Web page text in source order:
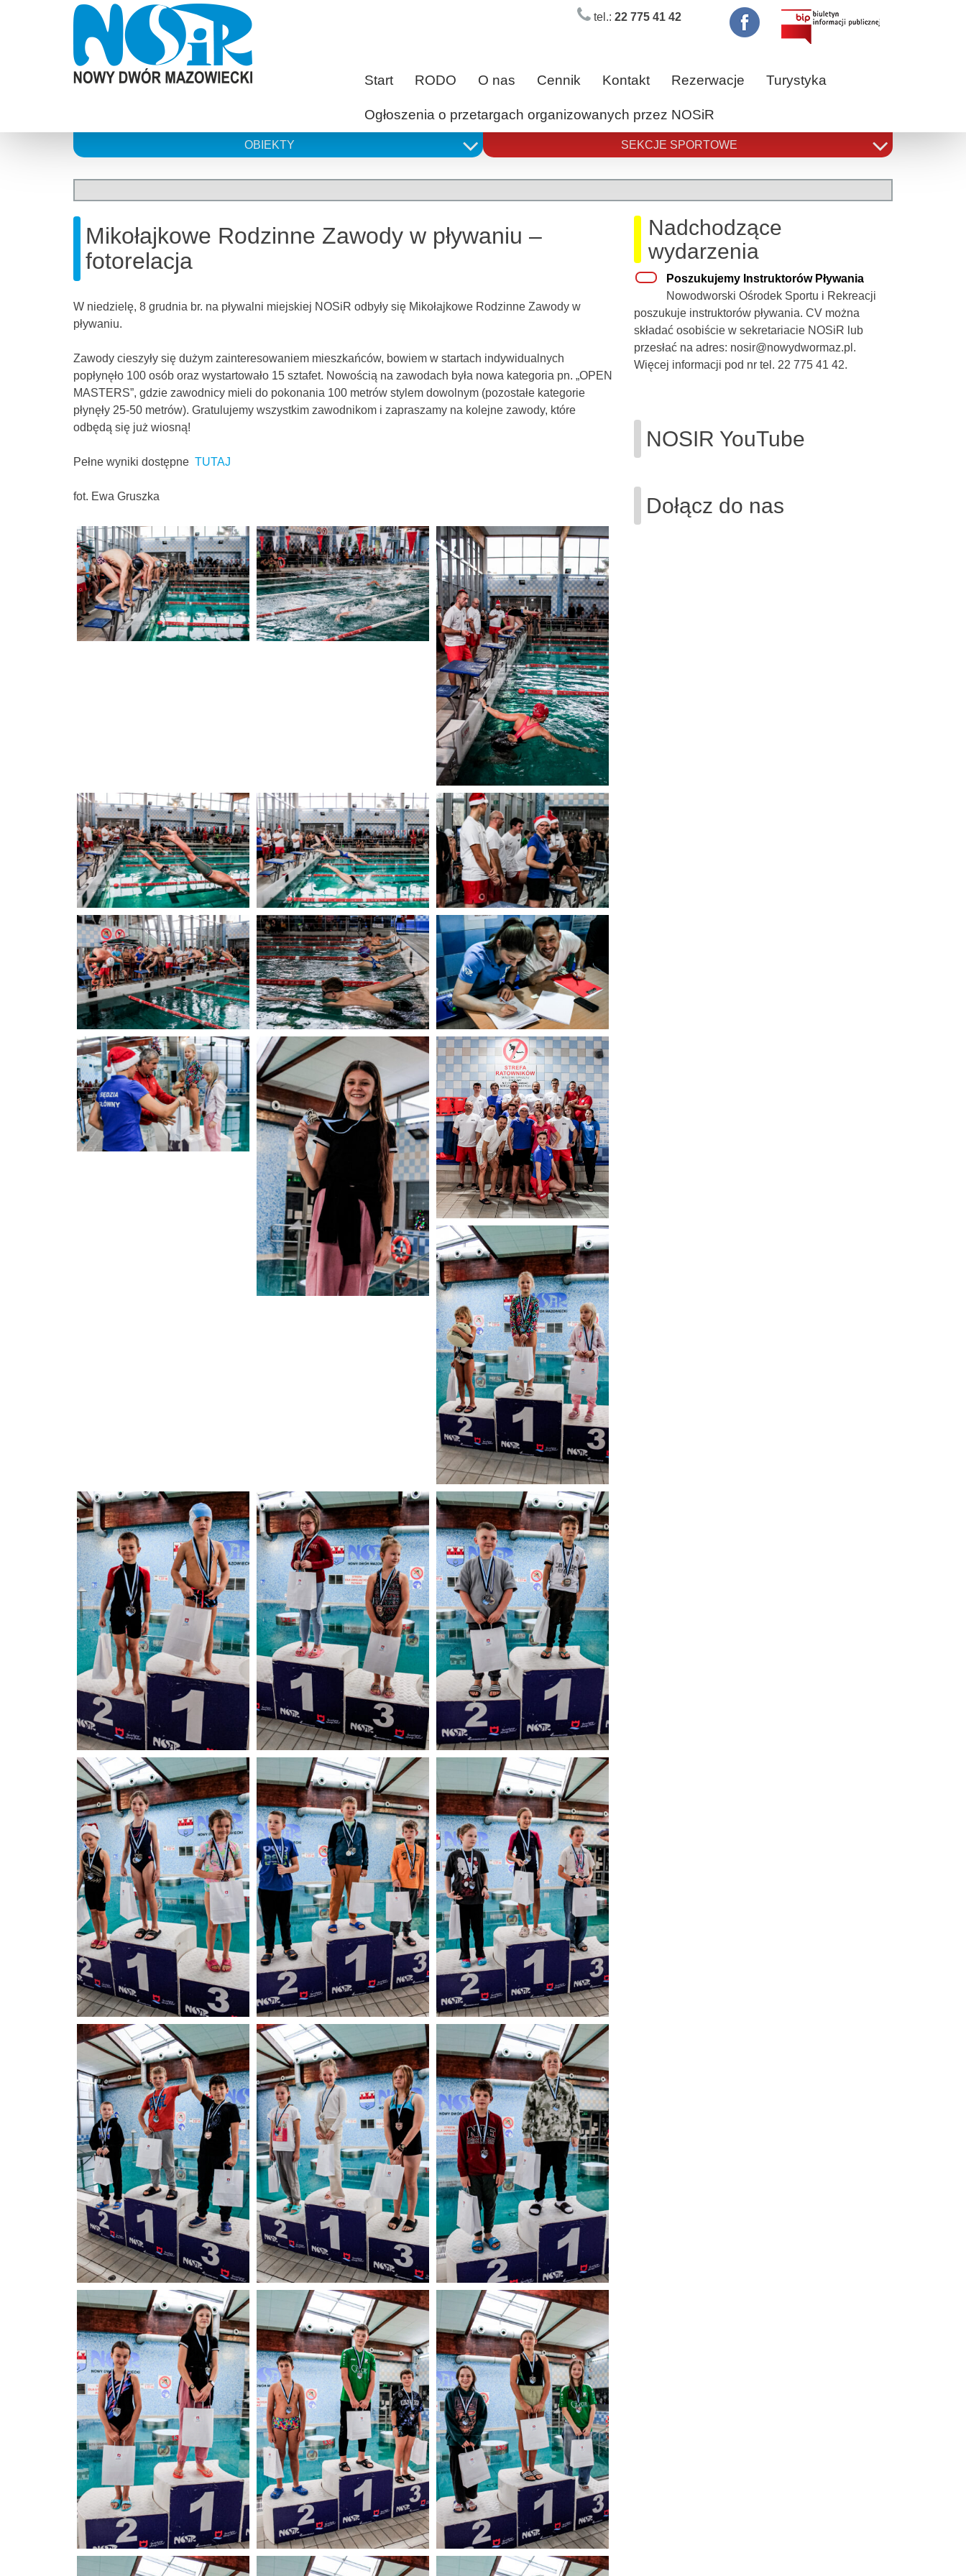
tel.: 22 775 41 42
Start RODO O nas Cennik Kontakt Rezerwacje Turystyka
Ogłoszenia o przetargach organizowanych przez NOSiR
OBIEKTY SEKCJE SPORTOWE
Mikołajkowe Rodzinne Zawody w pływaniu –
fotorelacja
W niedzielę, 8 grudnia br. na pływalni miejskiej NOSiR odbyły się Mikołajkowe Rodzinne Zawody w
pływaniu.
Zawody cieszyły się dużym zainteresowaniem mieszkańców, bowiem w startach indywidualnych
popłynęło 100 osób oraz wystartowało 15 sztafet. Nowością na zawodach była nowa kategoria pn. „OPEN
MASTERS”, gdzie zawodnicy mieli do pokonania 100 metrów stylem dowolnym (pozostałe kategorie
płynęły 25-50 metrów). Gratulujemy wszystkim zawodnikom i zapraszamy na kolejne zawody, które
odbędą się już wiosną!
Pełne wyniki dostępne TUTAJ
fot. Ewa Gruszka
Nadchodzące
wydarzenia
Poszukujemy Instruktorów Pływania
Nowodworski Ośrodek Sportu i Rekreacji
poszukuje instruktorów pływania. CV można
składać osobiście w sekretariacie NOSiR lub
przesłać na adres: nosir@nowydwormaz.pl.
Więcej informacji pod nr tel. 22 775 41 42.
NOSIR YouTube
Dołącz do nas